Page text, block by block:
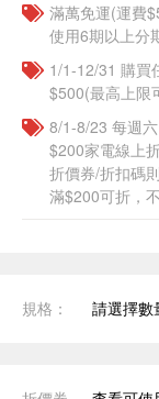
滿萬免運(運費
使用6期以上分
1/1-12/31 購買
$500(最高上限
8/1-8/23 每週
$200家電線上
折價券/折扣碼
滿$200可折，
規格： 請選擇數